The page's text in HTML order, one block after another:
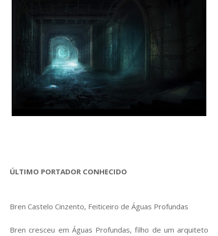
ÚLTIMO PORTADOR CONHECIDO
Bren Castelo Cinzento, Feiticeiro de Águas Profundas
Bren cresceu em Águas Profundas, filho de um arquiteto